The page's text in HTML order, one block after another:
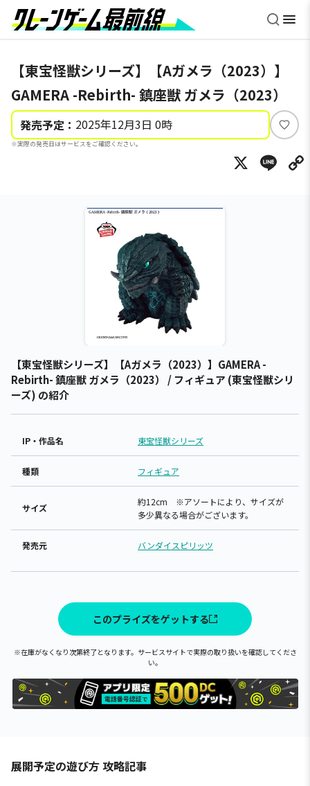
【東宝怪獣シリーズ】【Aガメラ（2023）】
GAMERA -Rebirth- 鎮座獣 ガメラ（2023）
発売予定： 2025年12月3日 0時
※実際の発売日はサービスをご確認ください。
い
ね
X
【東宝怪獣シリーズ】【Aガメラ（2023）】GAMERA -
Rebirth- 鎮座獣 ガメラ（2023） / フィギュア (東宝怪獣シリ
ーズ) の紹介
IP・作品名 東宝怪獣シリーズ
種類 フィギュア
サイズ
約12cm ※アソートにより、サイズが
多少異なる場合がございます。
発売元 バンダイスピリッツ
このプライズをゲットする
※在庫がなくなり次第終了となります。サービスサイトで実際の取り扱いを確認してくださ
い。
展開予定の遊び方 攻略記事